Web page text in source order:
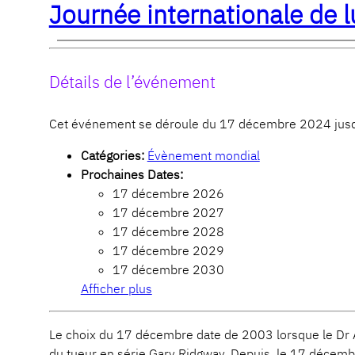
Journée internationale de
Détails de l’événement
Cet événement se déroule du 17 décembre 2024
Catégories: Évènement mondial
Prochaines Dates:
17 décembre 2026
17 décembre 2027
17 décembre 2028
17 décembre 2029
17 décembre 2030
Afficher plus
Le choix du 17 décembre date de 2003 lorsque le